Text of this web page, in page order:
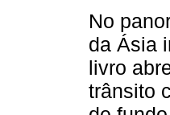
No
da Ásia
livro
trânsito